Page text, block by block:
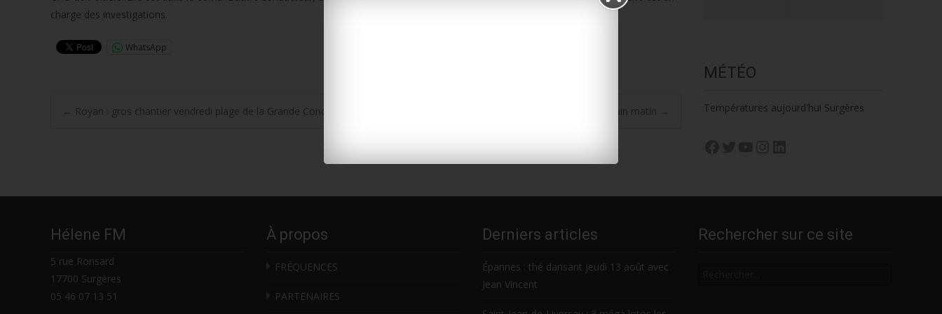
charge des investigations.
WhatsApp
Post
← Royan : gros chantier vendredi plage de la Grande Conche Saintes : les salariés licenciés de Milee manifestent demain matin →
MÉTÉO
Températures aujourd'hui Surgères
Hélene FM
5 rue Ronsard
17700 Surgères
05 46 07 13 51
À propos
FRÉQUENCES
PARTENAIRES
Derniers articles
Épannes : thé dansant jeudi 13 août avec
Jean Vincent
Rechercher sur ce site